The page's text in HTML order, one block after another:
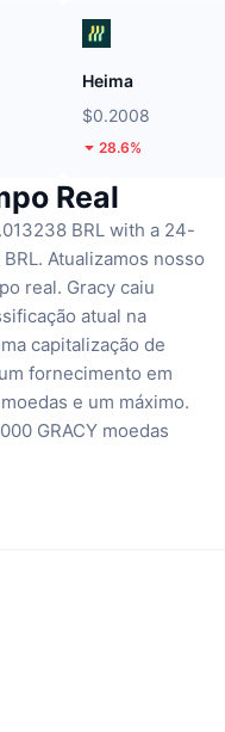
Heima
$0.2008
28.6%
Real
BRL with a 24-
Atualizamos nosso
real. Gracy caiu
atual na
capitalização de
fornecimento em
e um máximo.
GRACY moedas